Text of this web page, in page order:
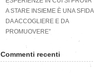
A STARE INSIEME È UNA SFIDA
DA ACCOGLIERE E DA
PROMUOVERE”
Commenti recenti